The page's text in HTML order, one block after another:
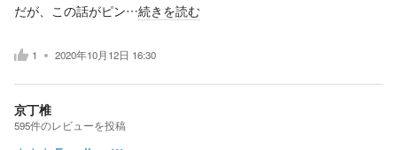
だが、この話がピン…続きを読む
1 2020年10月12日 16:30
京丁椎
595件のレビューを投稿